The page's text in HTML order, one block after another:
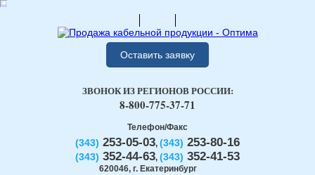
Оставить заявку
Телефон/Факс
(343) 253-05-03, (343) 253-80-16
(343) 352-44-63, (343) 352-41-53
620046, г. Екатеринбург
ЗВОНОК ИЗ РЕГИОНОВ РОССИИ:
8-800-775-37-71